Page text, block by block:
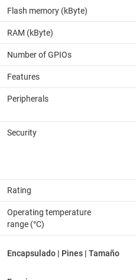
Flash memory (kByte)
RAM (kByte)
Number of GPIOs
Features
Peripherals
Security
Rating
Operating temperature
range (°C)